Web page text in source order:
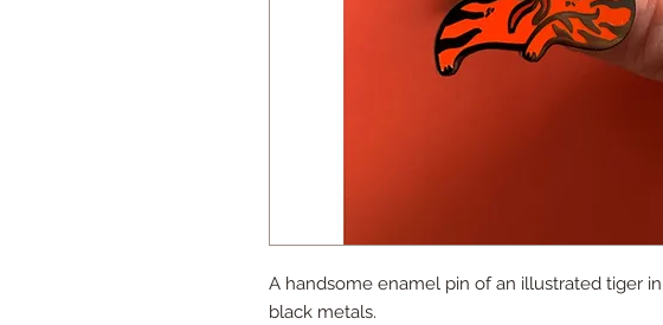
A handsome enamel pin of an illustrated tiger
black metals.